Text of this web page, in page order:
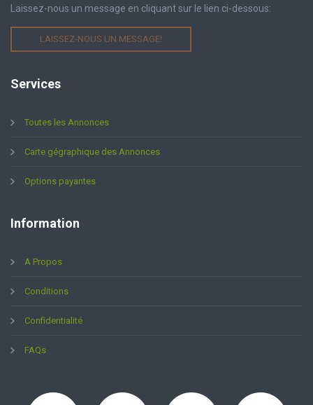
Laissez-nous un message en cliquant sur le lien ci-dessous:
LAISSEZ-NOUS UN MESSAGE!
Services
Toutes les Annonces
Carte gégraphique des Annonces
Options payantes
Information
A Propos
Conditions
Confidentialité
FAQs